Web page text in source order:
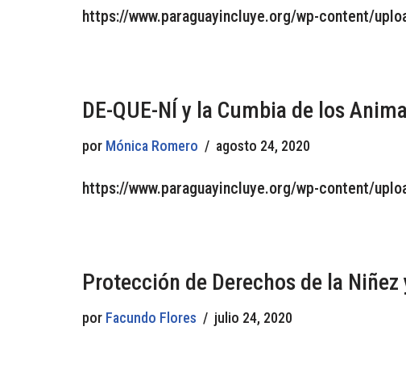
https://www.paraguayincluye.org/wp-content/
DE-QUE-NÍ y la Cumbia de los
por Mónica Romero agosto 24, 2020
https://www.paraguayincluye.org/wp-content/
Protección de Derechos de la
por Facundo Flores julio 24, 2020